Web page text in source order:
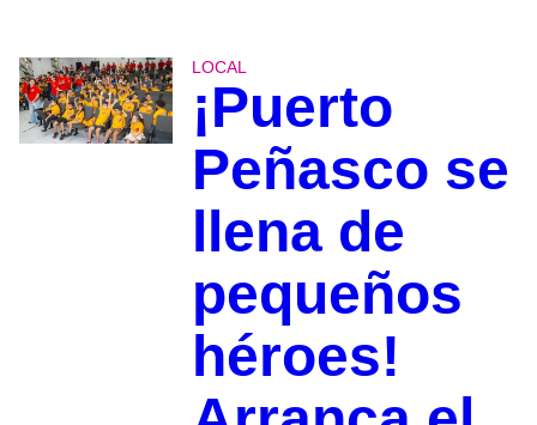
LOCAL
¡Puerto
Peñasco se
llena de
pequeños
héroes!